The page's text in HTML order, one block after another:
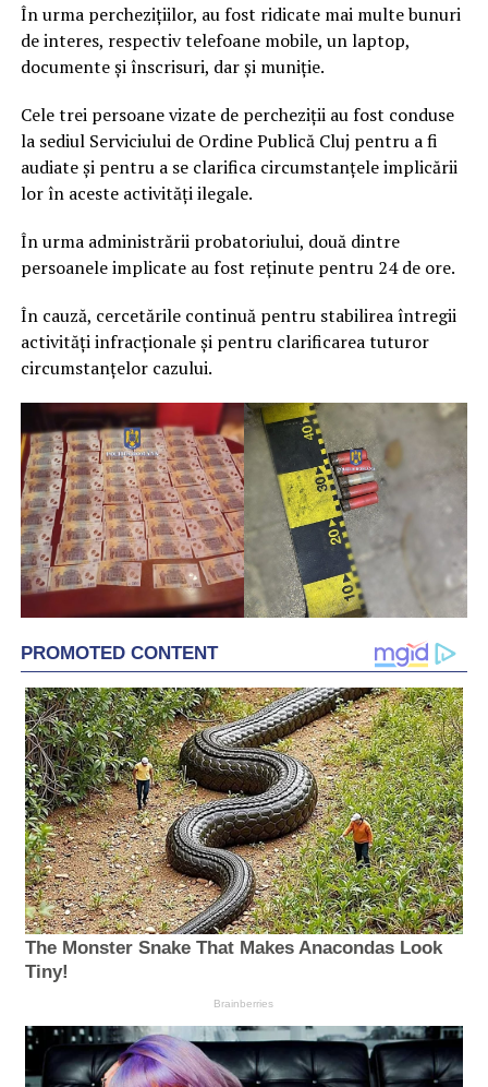
În urma perchezițiilor, au fost ridicate mai multe bunuri
de interes, respectiv telefoane mobile, un laptop,
documente și înscrisuri, dar și muniție.
Cele trei persoane vizate de percheziții au fost conduse
la sediul Serviciului de Ordine Publică Cluj pentru a fi
audiate și pentru a se clarifica circumstanțele implicării
lor în aceste activități ilegale.
În urma administrării probatoriului, două dintre
persoanele implicate au fost reținute pentru 24 de ore.
În cauză, cercetările continuă pentru stabilirea întregii
activități infracționale și pentru clarificarea tuturor
circumstanțelor cazului.